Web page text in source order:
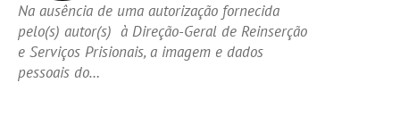
Na ausência de uma autorização fornecida
pelo(s) autor(s) à Direção-Geral de Reinserção
e Serviços Prisionais, a imagem e dados
pessoais do…